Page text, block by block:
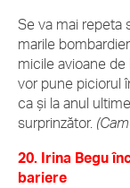
Se va mai repeta
marile
micile avioane de
vor pune piciorul
ca și la anul
surprinzător.
20. Irina Begu
bariere